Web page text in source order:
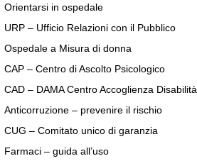
Orientarsi in ospedale
URP – Ufficio Relazioni con il Pubblico
Ospedale a Misura di donna
CAP – Centro di Ascolto Psicologico
CAD – DAMA Centro Accoglienza Disabilità
Anticorruzione – prevenire il rischio
CUG – Comitato unico di garanzia
Farmaci – guida all’uso